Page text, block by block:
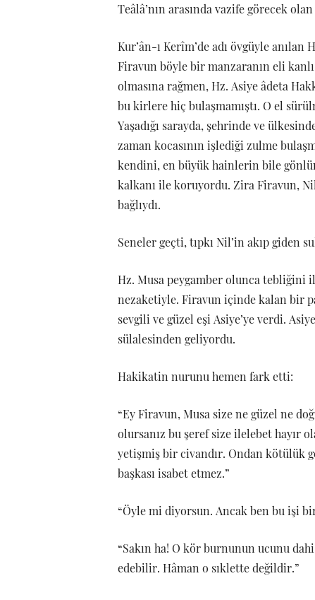
Teâlâ’nın arasında vazife görecek
Kur’ân-ı Kerîm’de adı övgüyle anılan
Firavun böyle bir manzaranın eli
olmasına rağmen, Hz. Asiye âdeta
bu kirlere hiç bulaşmamıştı. O el
Yaşadığı sarayda, şehrinde ve
zaman kocasının işlediği zulme
kendini, en büyük hainlerin bile
kalkanı ile koruyordu. Zira Firavun,
bağlıydı.
Seneler geçti, tıpkı Nil’in akıp giden
Hz. Musa peygamber olunca tebliğini
nezaketiyle. Firavun içinde kalan bir
sevgili ve güzel eşi Asiye’ye verdi.
sülalesinden geliyordu.
Hakikatin nurunu hemen fark etti:
“Ey Firavun, Musa size ne güzel ne
olursanız bu şeref size ilelebet hayır
yetişmiş bir civandır. Ondan kötülük
başkası isabet etmez.”
“Öyle mi diyorsun. Ancak ben bu işi
“Sakın ha! O kör burnunun ucunu
edebilir. Hâman o sıklette değildir.”